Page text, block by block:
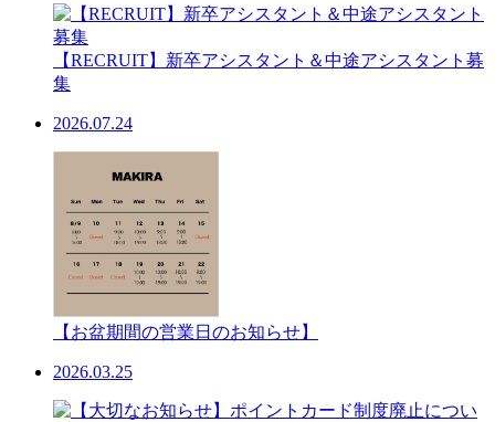
【RECRUIT】新卒アシスタント＆中途アシスタント募
集
2026.07.24
【お盆期間の営業日のお知らせ】
2026.03.25